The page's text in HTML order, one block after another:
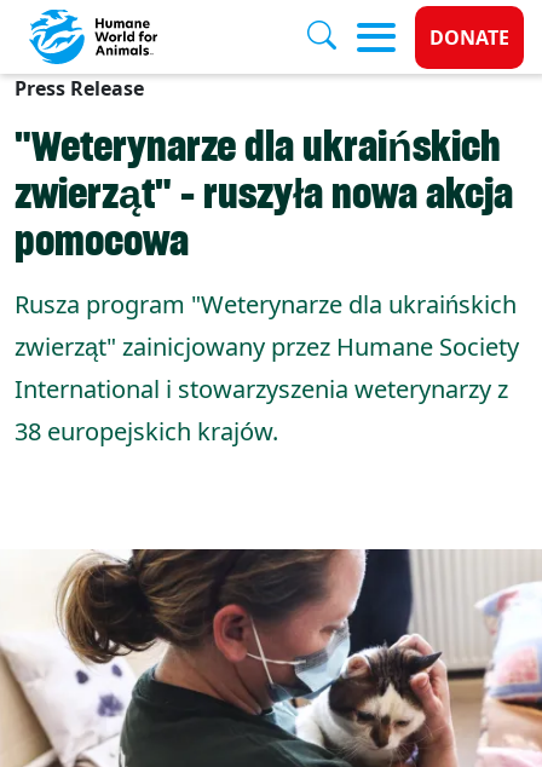
Skip to main content
Donate
DONATE
Press Release
"Weterynarze dla ukraińskich
zwierząt" - ruszyła nowa akcja
pomocowa
Rusza program "Weterynarze dla ukraińskich
zwierząt" zainicjowany przez Humane Society
International i stowarzyszenia weterynarzy z
38 europejskich krajów.